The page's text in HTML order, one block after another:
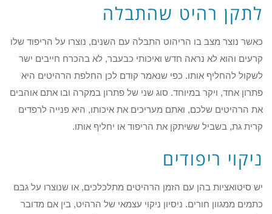
לתקן רהיט שהתבלה
כאשר נוצר מצב בו הריהוט התבלה עם השנים, נוצרו על הריפוד שלו
קרעים והוא לא נראה חדש ואיכותי כבעבר, לא בהכרח חייבים ישר
לשקול להחליף אותו. כפי שנאמר קודם לכן החלפת הרהיטים היא
פתרון אחד, ויקר במיוחד. סוג שני של פתרון במקרה ובו אתם אוהבים
את הרהיטים שלכם, ואתם מעריכים את איכותו, היא פנייה לרפדים
קרית גת, בשביל ששיתקן את הריפוד או יחליף אותו.
ניקוי ריפודים
יש סיטואציות בהן עם הזמן הרהיטים מתלכלכים, או שנוצרו על גבם
כתמים ממגוון חורים. ניסיון ניקוי עצמאי של הרהיט, בין אם מדובר